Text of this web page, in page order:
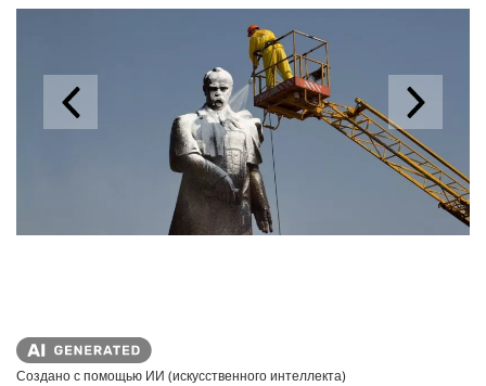
Создано с помощью ИИ (искусственного интеллекта)